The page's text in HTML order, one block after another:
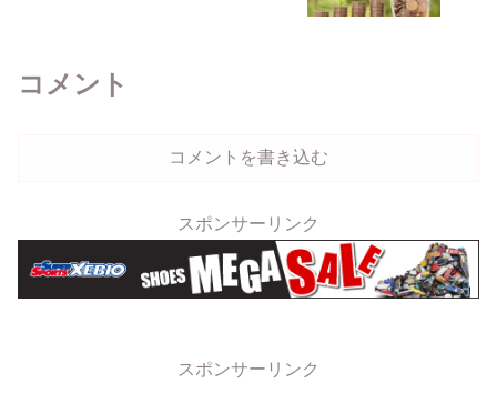
コメント
コメントを書き込む
スポンサーリンク
スポンサーリンク